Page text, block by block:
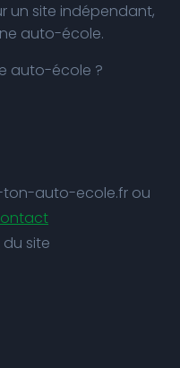
un site indépendant,
auto-école.
auto-école ?
auto-ecole.fr ou
du site